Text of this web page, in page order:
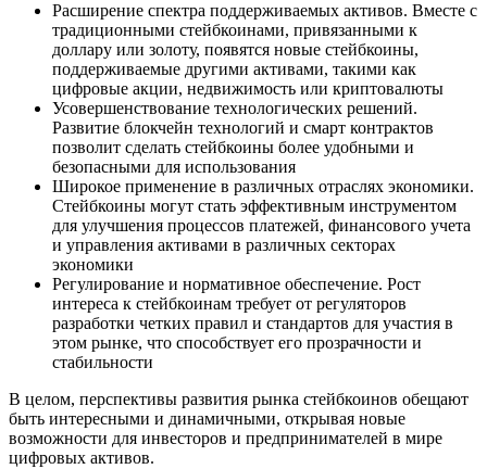
Расширение спектра поддерживаемых активов. Вместе с
традиционными стейбкоинами, привязанными к
доллару или золоту, появятся новые стейбкоины,
поддерживаемые другими активами, такими как
цифровые акции, недвижимость или криптовалюты
Усовершенствование технологических решений.
Развитие блокчейн технологий и смарт контрактов
позволит сделать стейбкоины более удобными и
безопасными для использования
Широкое применение в различных отраслях экономики.
Стейбкоины могут стать эффективным инструментом
для улучшения процессов платежей, финансового учета
и управления активами в различных секторах
экономики
Регулирование и нормативное обеспечение. Рост
интереса к стейбкоинам требует от регуляторов
разработки четких правил и стандартов для участия в
этом рынке, что способствует его прозрачности и
стабильности
В целом, перспективы развития рынка стейбкоинов обещают
быть интересными и динамичными, открывая новые
возможности для инвесторов и предпринимателей в мире
цифровых активов.